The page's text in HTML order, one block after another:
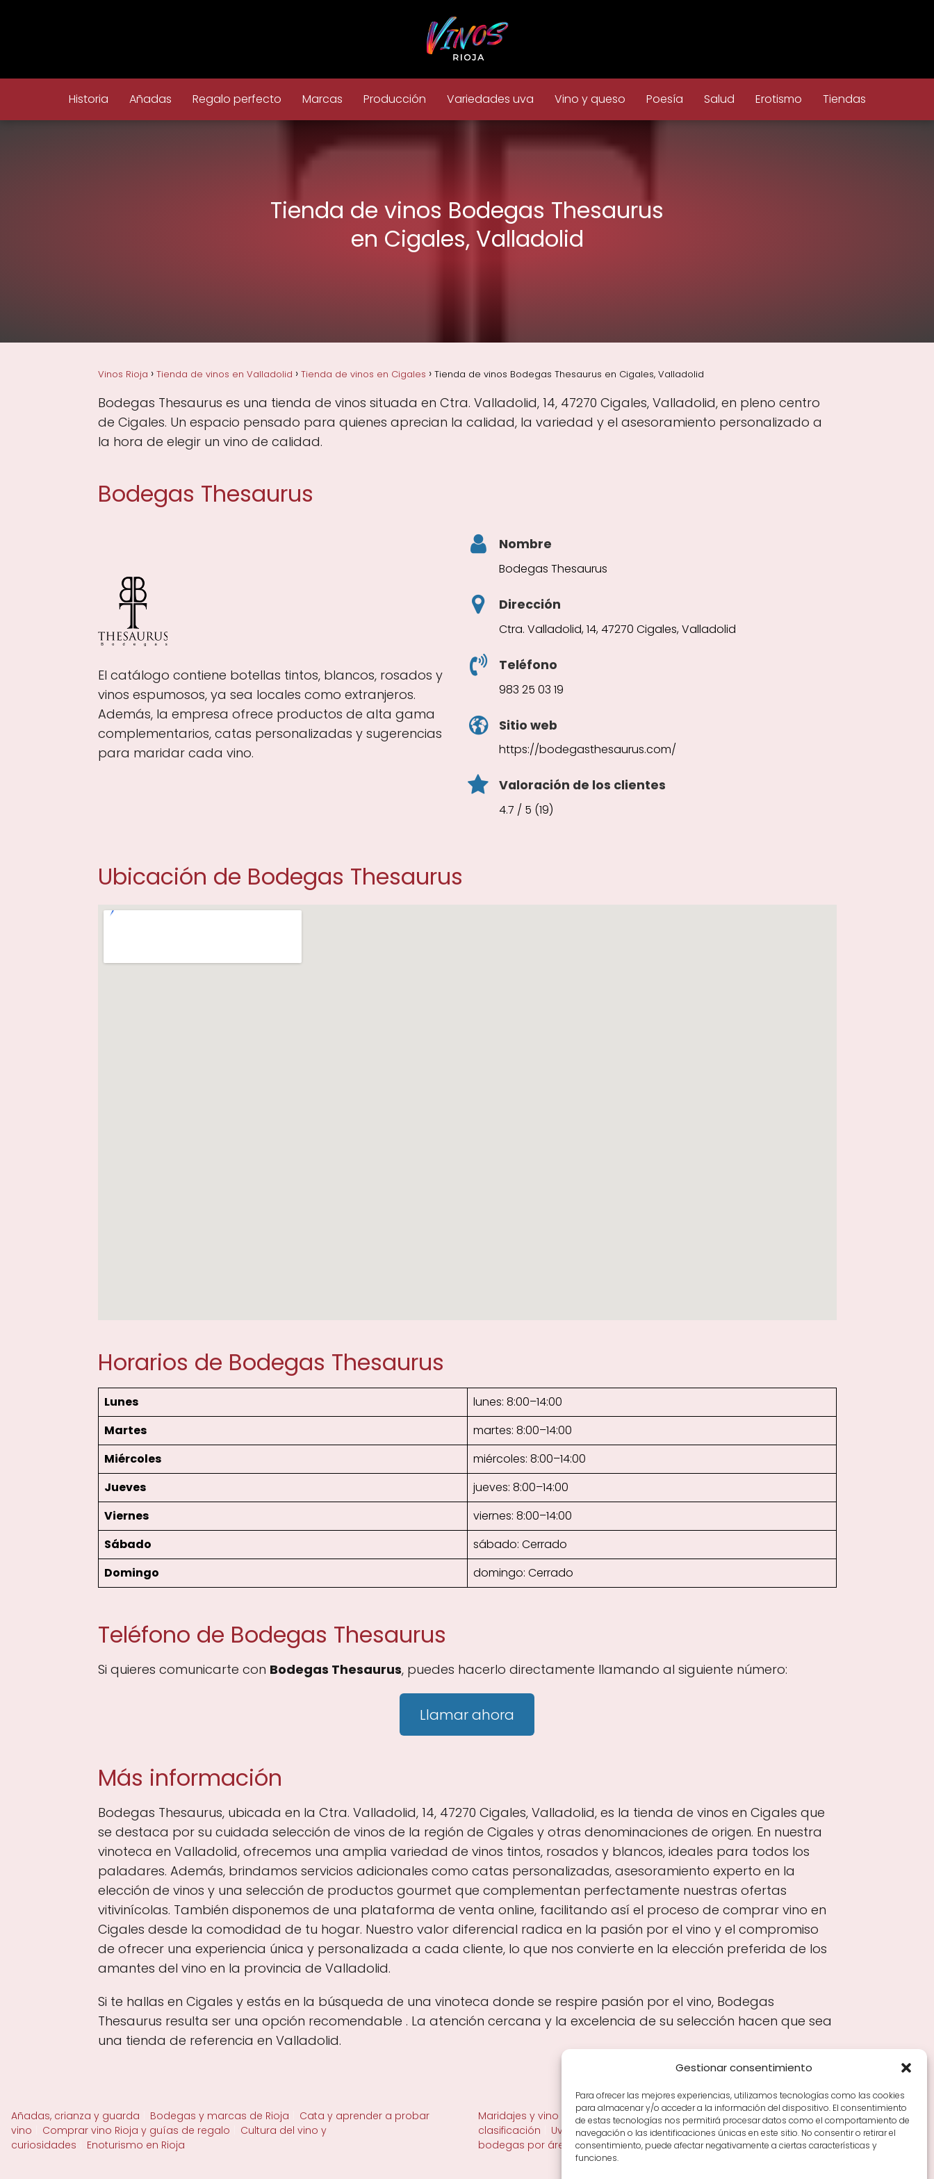
Gestionar consentimiento
Para ofrecer las mejores experiencias, utilizamos tecnologías como las cookies
para almacenar y/o acceder a la información del dispositivo. El consentimiento
de estas tecnologías nos permitirá procesar datos como el comportamiento de
navegación o las identificaciones únicas en este sitio. No consentir o retirar el
consentimiento, puede afectar negativamente a ciertas características y
funciones.
Historia Añadas Regalo perfecto Marcas Producción Variedades uva Vino y queso Poesía Salud Erotismo Tiendas
Tienda de vinos Bodegas Thesaurus
en Cigales, Valladolid
Vinos Rioja Tienda de vinos en Valladolid Tienda de vinos en Cigales Tienda de vinos Bodegas Thesaurus en Cigales, Valladolid
Bodegas Thesaurus es una tienda de vinos situada en Ctra. Valladolid, 14, 47270 Cigales, Valladolid, en pleno centro
de Cigales. Un espacio pensado para quienes aprecian la calidad, la variedad y el asesoramiento personalizado a
la hora de elegir un vino de calidad.
Bodegas Thesaurus
El catálogo contiene botellas tintos, blancos, rosados y
vinos espumosos, ya sea locales como extranjeros.
Además, la empresa ofrece productos de alta gama
complementarios, catas personalizadas y sugerencias
para maridar cada vino.
Nombre
Bodegas Thesaurus
Dirección
Ctra. Valladolid, 14, 47270 Cigales, Valladolid
Teléfono
983 25 03 19
Sitio web
https://bodegasthesaurus.com/
Valoración de los clientes
4.7 / 5 (19)
Ubicación de Bodegas Thesaurus
Horarios de Bodegas Thesaurus
Lunes
lunes: 8:00–14:00
Martes
martes: 8:00–14:00
Miércoles
miércoles: 8:00–14:00
Jueves
jueves: 8:00–14:00
Viernes
viernes: 8:00–14:00
Sábado
sábado: Cerrado
Domingo
domingo: Cerrado
Teléfono de Bodegas Thesaurus
Si quieres comunicarte con Bodegas Thesaurus, puedes hacerlo directamente llamando al siguiente número:
Llamar ahora
Más información
Bodegas Thesaurus, ubicada en la Ctra. Valladolid, 14, 47270 Cigales, Valladolid, es la tienda de vinos en Cigales que
se destaca por su cuidada selección de vinos de la región de Cigales y otras denominaciones de origen. En nuestra
vinoteca en Valladolid, ofrecemos una amplia variedad de vinos tintos, rosados y blancos, ideales para todos los
paladares. Además, brindamos servicios adicionales como catas personalizadas, asesoramiento experto en la
elección de vinos y una selección de productos gourmet que complementan perfectamente nuestras ofertas
vitivinícolas. También disponemos de una plataforma de venta online, facilitando así el proceso de comprar vino en
Cigales desde la comodidad de tu hogar. Nuestro valor diferencial radica en la pasión por el vino y el compromiso
de ofrecer una experiencia única y personalizada a cada cliente, lo que nos convierte en la elección preferida de los
amantes del vino en la provincia de Valladolid.
Si te hallas en Cigales y estás en la búsqueda de una vinoteca donde se respire pasión por el vino, Bodegas
Thesaurus resulta ser una opción recomendable . La atención cercana y la excelencia de su selección hacen que sea
una tienda de referencia en Valladolid.
Añadas, crianza y guarda Bodegas y marcas de Rioja
Cata y aprender a probar
vino
Comprar vino Rioja y guías de regalo
Cultura del vino y
curiosidades
Enoturismo en Rioja
Maridajes y vino en la mesa Tiendas de vino por ciudades
Tipos de Rioja y
clasificación
Uvas y viñedo en Rioja Vino Rioja para empezar
Zonas de Rioja y
bodegas por área